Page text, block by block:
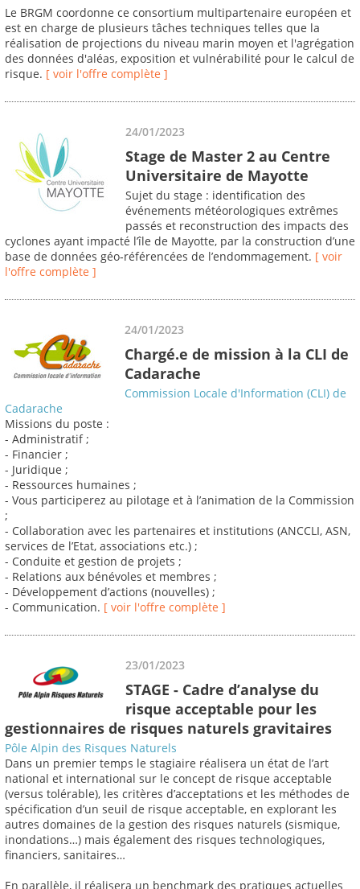
Le BRGM coordonne ce consortium multipartenaire européen et
est en charge de plusieurs tâches techniques telles que la
réalisation de projections du niveau marin moyen et l'agrégation
des données d'aléas, exposition et vulnérabilité pour le calcul de
risque. [ voir l'offre complète ]
24/01/2023
Stage de Master 2 au Centre
Universitaire de Mayotte
Sujet du stage : identification des
événements météorologiques extrêmes
passés et reconstruction des impacts des
cyclones ayant impacté l’île de Mayotte, par la construction d’une
base de données géo‐référencées de l’endommagement. [ voir
l'offre complète ]
24/01/2023
Chargé.e de mission à la CLI de
Cadarache
Commission Locale d'Information (CLI) de
Cadarache
Missions du poste :
- Administratif ;
- Financier ;
- Juridique ;
- Ressources humaines ;
- Vous participerez au pilotage et à l’animation de la Commission
;
- Collaboration avec les partenaires et institutions (ANCCLI, ASN,
services de l’Etat, associations etc.) ;
- Conduite et gestion de projets ;
- Relations aux bénévoles et membres ;
- Développement d’actions (nouvelles) ;
- Communication. [ voir l'offre complète ]
23/01/2023
STAGE - Cadre d’analyse du
risque acceptable pour les
gestionnaires de risques naturels gravitaires
Pôle Alpin des Risques Naturels
Dans un premier temps le stagiaire réalisera un état de l’art
national et international sur le concept de risque acceptable
(versus tolérable), les critères d’acceptations et les méthodes de
spécification d’un seuil de risque acceptable, en explorant les
autres domaines de la gestion des risques naturels (sismique,
inondations…) mais également des risques technologiques,
financiers, sanitaires…
En parallèle, il réalisera un benchmark des pratiques actuelles